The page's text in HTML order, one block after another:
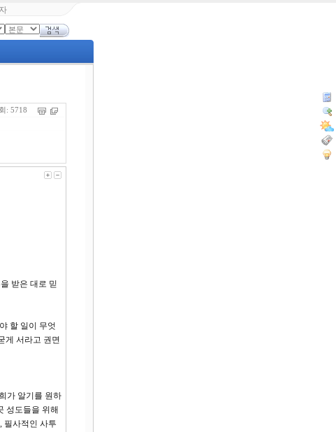
: 5718
받은 대로 믿
할 일이 무엇
게 서라고 권면
가 알기를 원하
성도들을 위해
필사적인 사투